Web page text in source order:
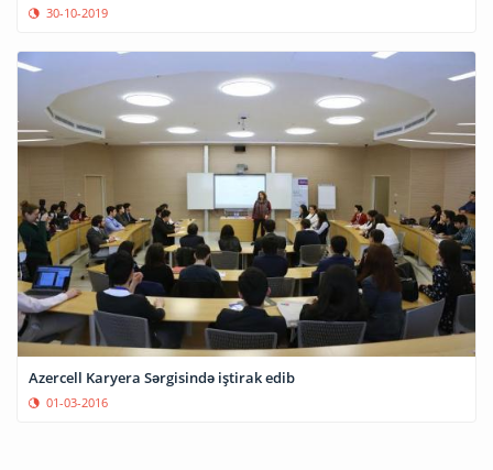
30-10-2019
Azercell Karyera Sərgisində iştirak edib
01-03-2016